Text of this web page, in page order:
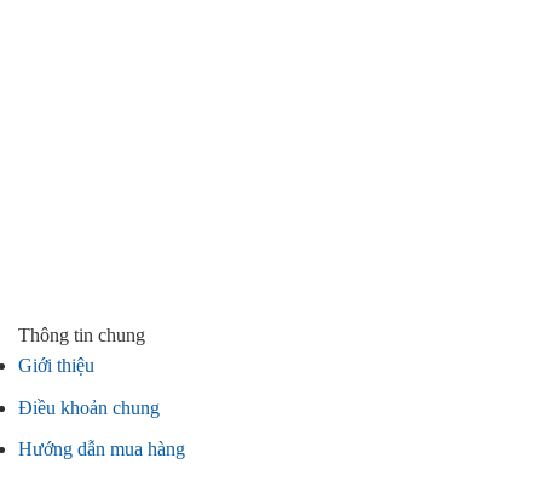
Thông tin chung
Giới thiệu
Điều khoản chung
Hướng dẫn mua hàng